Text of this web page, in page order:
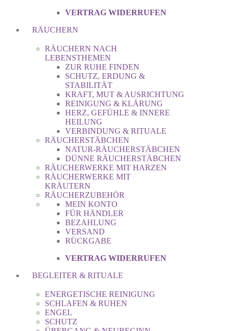
VERTRAG WIDERRUFEN
RÄUCHERN
RÄUCHERN NACH
LEBENSTHEMEN
ZUR RUHE FINDEN
SCHUTZ, ERDUNG &
STABILITÄT
KRAFT, MUT & AUSRICHTUNG
REINIGUNG & KLÄRUNG
HERZ, GEFÜHLE & INNERE
HEILUNG
VERBINDUNG & RITUALE
RÄUCHERSTÄBCHEN
NATUR-RÄUCHERSTÄBCHEN
DÜNNE RÄUCHERSTÄBCHEN
RÄUCHERWERKE MIT HARZEN
RÄUCHERWERKE MIT
KRÄUTERN
RÄUCHERZUBEHÖR
MEIN KONTO
FÜR HÄNDLER
BEZAHLUNG
VERSAND
RÜCKGABE
VERTRAG WIDERRUFEN
BEGLEITER & RITUALE
ENERGETISCHE REINIGUNG
SCHLAFEN & RUHEN
ENGEL
SCHUTZ